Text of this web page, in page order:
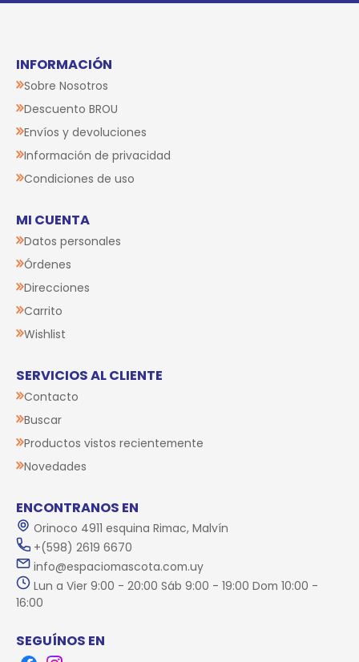
INFORMACIÓN
Sobre Nosotros
Descuento BROU
Envíos y devoluciones
Información de privacidad
Condiciones de uso
MI CUENTA
Datos personales
Órdenes
Direcciones
Carrito
Wishlist
SERVICIOS AL CLIENTE
Contacto
Buscar
Productos vistos recientemente
Novedades
ENCONTRANOS EN
Orinoco 4911 esquina Rimac, Malvín
+(598) 2619 6670
info@espaciomascota.com.uy
Lun a Vier 9:00 - 20:00 Sáb 9:00 - 19:00 Dom 10:00 -
16:00
SEGUÍNOS EN